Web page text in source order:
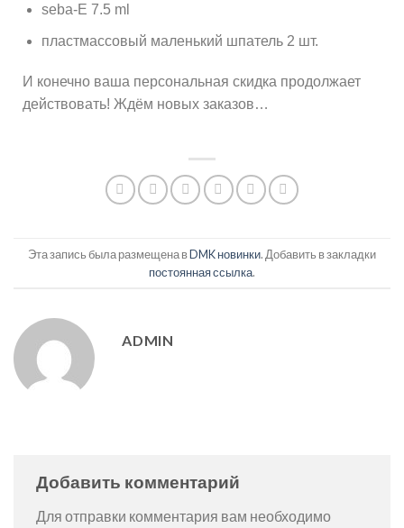
seba-E 7.5 ml
пластмассовый маленький шпатель 2 шт.
И конечно ваша персональная скидка продолжает
действовать! Ждём новых заказов…
Эта запись была размещена вDMK новинки. Добавить в закладки
постоянная ссылка.
ADMIN
Добавить комментарий
Для отправки комментария вам необходимо